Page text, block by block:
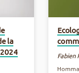
la
Fabien